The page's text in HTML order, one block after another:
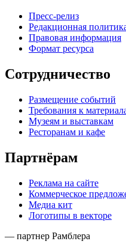
Пресс-релиз
Редакционная
Правовая информация
Формат ресурса
Сотрудничество
Размещение событий
Требования к
Музеям и выставкам
Ресторанам и кафе
Партнёрам
Реклама на сайте
Коммерческое
Медиа кит
Логотипы в векторе
— партнер Рамблера